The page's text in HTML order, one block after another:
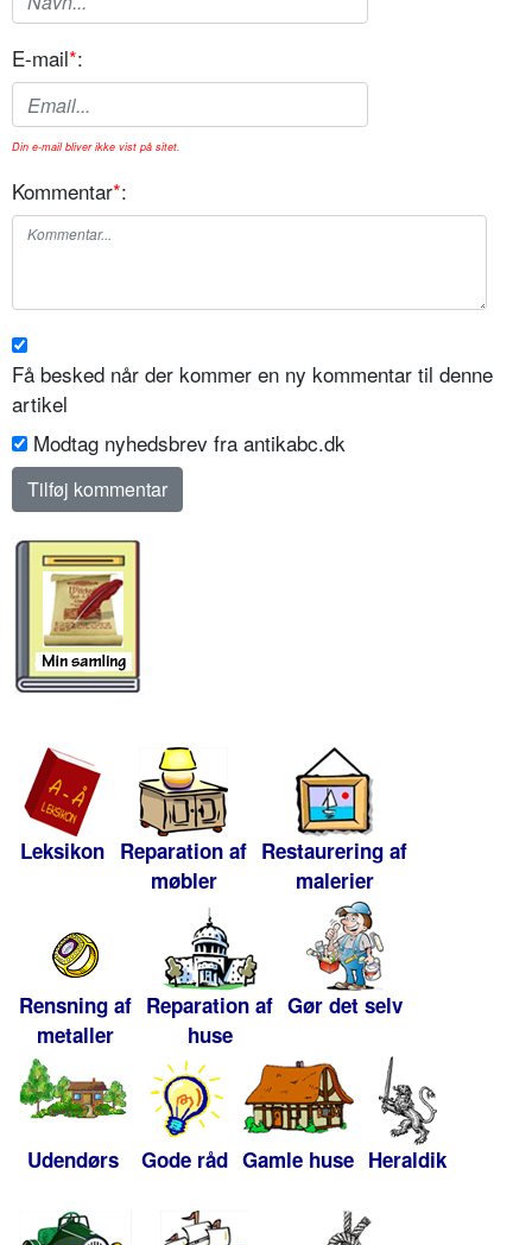
E-mail*:
Din e-mail bliver ikke vist på sitet.
Kommentar*:
Få besked når der kommer en ny kommentar til denne
artikel
Modtag nyhedsbrev fra antikabc.dk
Leksikon Reparation af
møbler
Restaurering af
malerier
Rensning af
metaller
Reparation af
huse
Gør det selv
Udendørs Gode råd Gamle huse Heraldik